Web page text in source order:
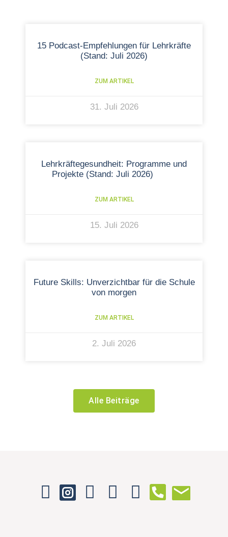
15 Podcast-Empfehlungen für Lehrkräfte
(Stand: Juli 2026)
ZUM ARTIKEL
31. Juli 2026
Lehrkräftegesundheit: Programme und
Projekte (Stand: Juli 2026)
ZUM ARTIKEL
15. Juli 2026
Future Skills: Unverzichtbar für die Schule
von morgen
ZUM ARTIKEL
2. Juli 2026
Alle Beiträge